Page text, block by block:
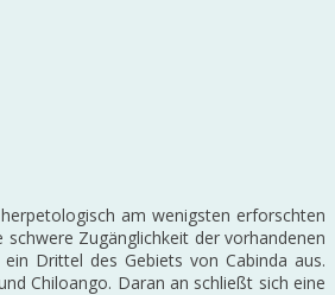
am wenigsten erforschten
Zugänglichkeit der vorhandenen
Drittel des Gebiets von Cabinda aus.
Chiloango. Daran an schließt sich eine